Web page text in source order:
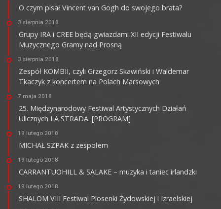
O czym pisał Vincent van Gogh do swojego brata?
3 sierpnia 2018
Grupy IRA i CREE będą gwiazdami XII edycji Festiwalu
Muzycznego Gramy nad Prosną
3 sierpnia 2018
Zespół KOMBII, czyli Grzegorz Skawiński i Waldemar
Tkaczyk z koncertem na Polach Marsowych
7 maja 2018
25. Międzynarodowy Festiwal Artystycznych Działań
Ulicznych LA STRADA. [PROGRAM]
19 lutego 2018
MICHAŁ SZPAK z zespołem
19 lutego 2018
CARRANTUOHILL & SALAKE – muzyka i taniec irlandzki
19 lutego 2018
SHALOM VIII Festiwal Piosenki Żydowskiej i Izraelskiej